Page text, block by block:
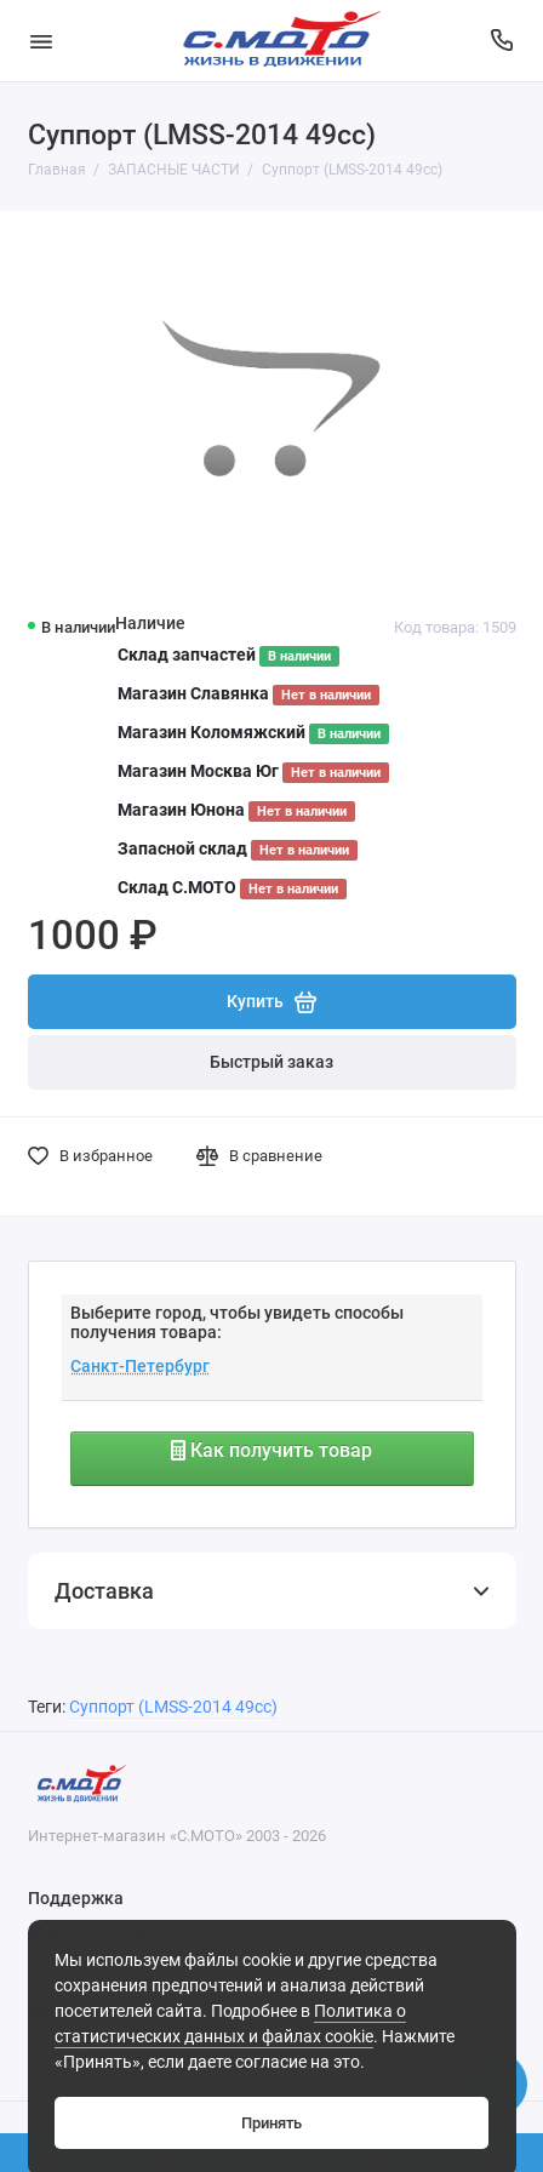
0
Суппорт (LMSS-2014 49cc)
Главная ЗАПАСНЫЕ ЧАСТИ Суппорт (LMSS-2014 49cc)
В наличии Код товара: 1509
Наличие
Склад запчастей
В наличии
Магазин Славянка Нет в наличии
Магазин Коломяжский В наличии
Магазин Москва Юг Нет в наличии
Магазин Юнона Нет в наличии
Запасной склад Нет в наличии
Склад С.МОТО Нет в наличии
1000 ₽
Купить
Быстрый заказ
В избранное В сравнение
Выберите город, чтобы увидеть способы
получения товара:
Как получить товар
Доставка
Теги:Суппорт (LMSS-2014 49cc)
Мы используем файлы cookie и другие средства
сохранения предпочтений и анализа действий
посетителей сайта. Подробнее в Политика о
статистических данных и файлах cookie. Нажмите
«Принять», если даете согласие на это.
Принять
Интернет-магазин «С.МОТО» 2003 - 2026
Поддержка
8-800-55-00-327
Будни, с 09-30 до 18-30
Мы в сети